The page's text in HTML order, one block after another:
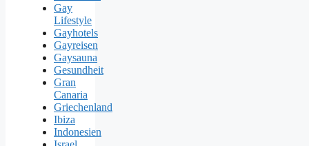
Gay
Lifestyle
Gayhotels
Gayreisen
Gaysauna
Gesundheit
Gran
Canaria
Griechenland
Ibiza
Indonesien